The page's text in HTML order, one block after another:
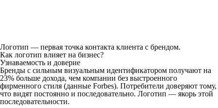
Логотип — первая точка контакта клиента с брендом.
Как логотип влияет на бизнес?
Узнаваемость и доверие
Бренды с сильным визуальным идентификатором получают на
23% больше дохода, чем компании без выстроенного
фирменного стиля (данные Forbes). Потребители доверяют тому,
что видят постоянно и последовательно. Логотип — якорь этой
последовательности.